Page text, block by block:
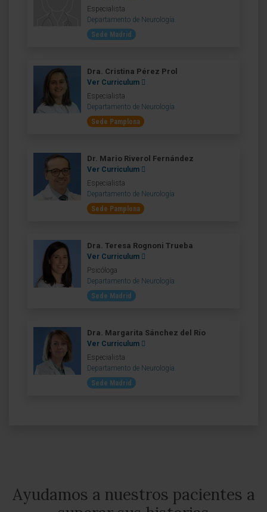
Especialista
Departamento de Neurología
Sede Madrid
Dra. Cristina Pérez Prol
Ver Curriculum
Especialista
Departamento de Neurología
Sede Pamplona
Dr. Mario Riverol Fernández
Ver Curriculum
Especialista
Departamento de Neurología
Sede Pamplona
Dra. Teresa Rognoni Trueba
Ver Curriculum
Psicóloga
Departamento de Neurología
Sede Madrid
Dra. Margarita Sánchez del Río
Ver Curriculum
Especialista
Departamento de Neurología
Sede Madrid
Ayudamos a nuestros pacientes a